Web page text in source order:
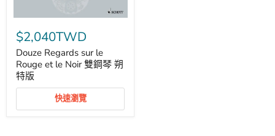
Douze
Regards
sur
le
Rouge
et
le
Noir
鋼
$2,040TWD
Douze Regards sur le
Rouge et le Noir 雙鋼琴 朔
特版
快速瀏覽